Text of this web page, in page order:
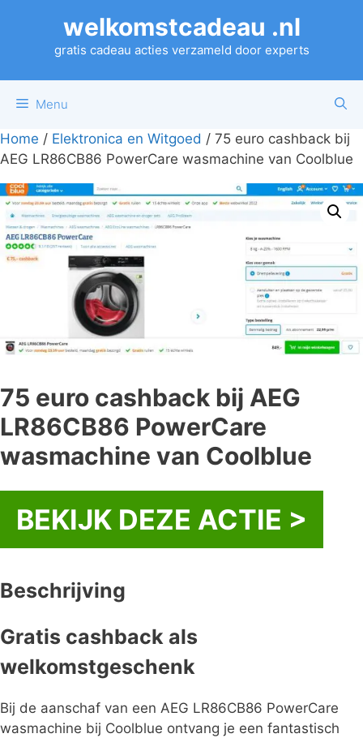
welkomstcadeau .nl
gratis cadeau acties verzameld door experts
Menu
Home / Elektronica en Witgoed / 75 euro cashback bij
AEG LR86CB86 PowerCare wasmachine van Coolblue
75 euro cashback bij AEG
LR86CB86 PowerCare
wasmachine van Coolblue
BEKIJK DEZE ACTIE >
Beschrijving
Gratis cashback als
welkomstgeschenk
Bij de aanschaf van een AEG LR86CB86 PowerCare
wasmachine bij Coolblue ontvang je een fantastisch